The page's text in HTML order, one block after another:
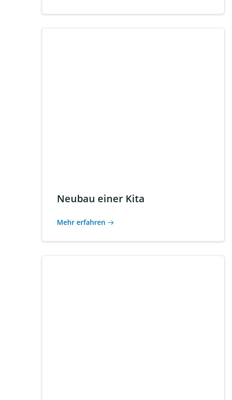
Neubau einer Kita
Mehr erfahren